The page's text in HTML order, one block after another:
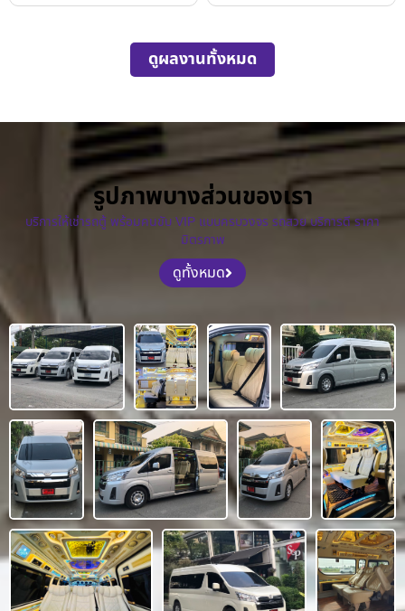
ดูผลงานทั้งหมด
รูปภาพบางส่วนของเรา
บริการให้เช่ารถตู้ พร้อมคนขับ VIP แบบครบวงจร รถสวย บริการดี ราคา
มิตรภาพ
ดูทั้งหมด